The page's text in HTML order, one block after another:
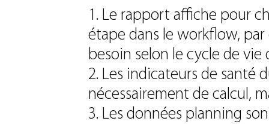
1. Le rapport affiche pour
étape dans le workflow,
besoin selon le cycle de vie
2. Les indicateurs de santé
nécessairement de calcul,
3. Les données planning